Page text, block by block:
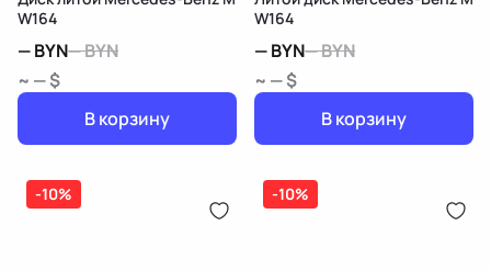
W164
—BYN—BYN
~ — $
В корзину
W164
—BYN—BYN
~ — $
В корзину
-10% -10%